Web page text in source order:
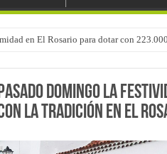
en El Rosario para dotar con
domingo la
la tradición en El